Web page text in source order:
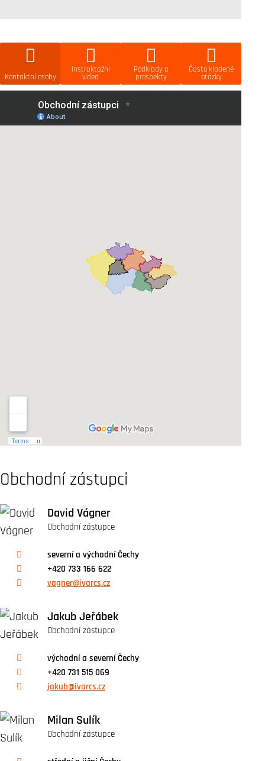
Kontaktní osoby
Instruktážní
videa
Podklady a
prospekty
Často kladené
otázky
Obchodní zástupci
David Vágner
Obchodní zástupce
severní a východní Čechy
+420 733 166 622
vagner@ivarcs.cz
Jakub Jeřábek
Obchodní zástupce
východní a severní Čechy
+420 731 515 069
jakub@ivarcs.cz
Milan Sulík
Obchodní zástupce